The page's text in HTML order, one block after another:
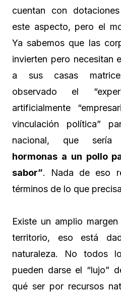
cuentan con
este aspecto, pero el
Ya sabemos que las
invierten pero necesitan
a sus casas
observado el
artificialmente
vinculación política”
nacional, que
hormonas a un pollo
sabor”. Nada de eso
términos de lo que
Existe un amplio
territorio, eso está
naturaleza. No todos
pueden darse el “lujo”
qué ser por recursos